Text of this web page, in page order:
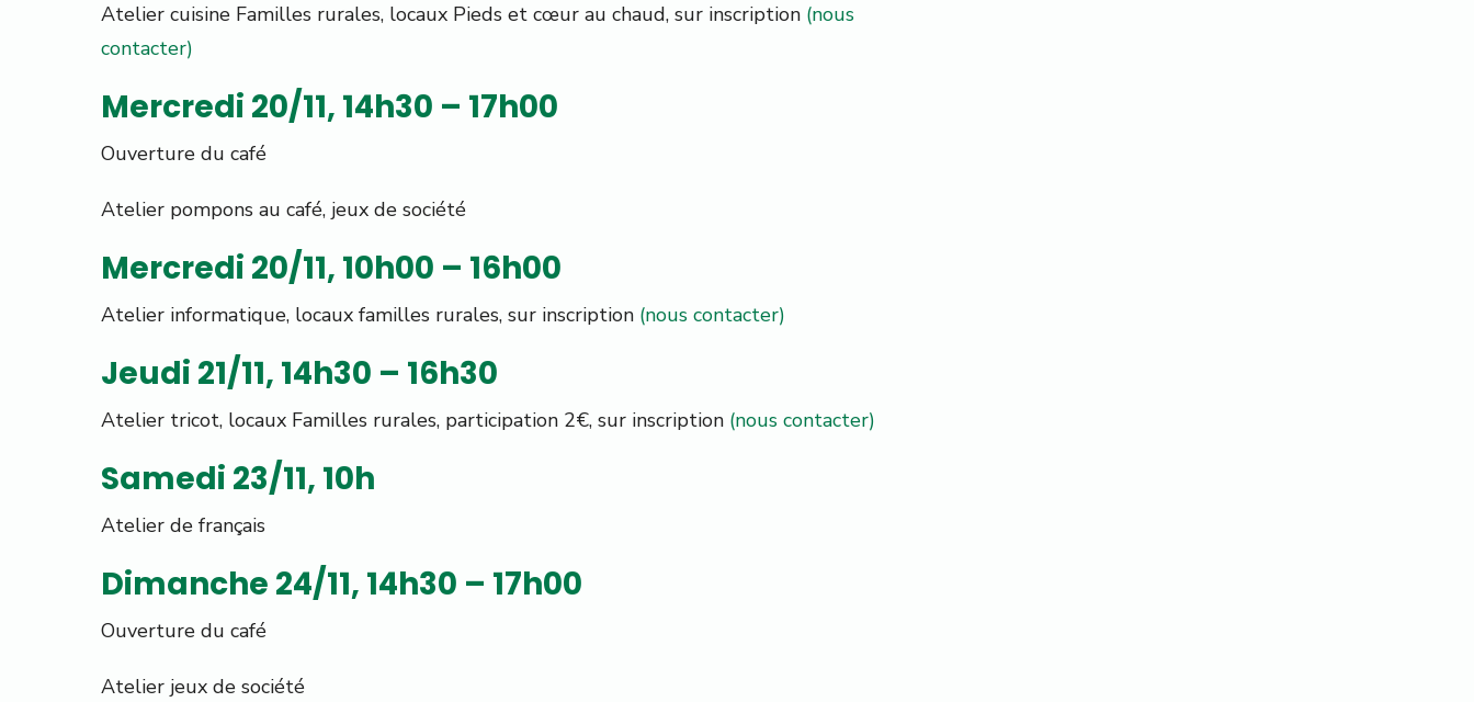
Atelier cuisine Familles rurales, locaux Pieds et cœur au chaud, sur inscription (nous
contacter)
Mercredi 20/11, 14h30 – 17h00
Ouverture du café
Atelier pompons au café, jeux de société
Mercredi 20/11, 10h00 – 16h00
Atelier informatique, locaux familles rurales, sur inscription (nous contacter)
Jeudi 21/11, 14h30 – 16h30
Atelier tricot, locaux Familles rurales, participation 2€, sur inscription (nous contacter)
Samedi 23/11, 10h
Atelier de français
Dimanche 24/11, 14h30 – 17h00
Ouverture du café
Atelier jeux de société